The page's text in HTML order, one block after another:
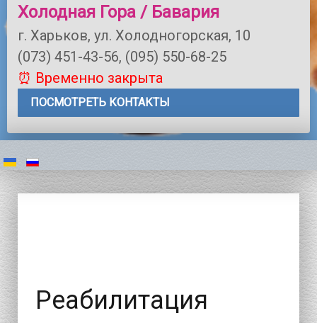
Холодная Гора / Бавария
г. Харьков, ул. Холодногорская, 10
(073) 451-43-56, (095) 550-68-25
⏰ Временно закрыта
ПОСМОТРЕТЬ КОНТАКТЫ
Реабилитация